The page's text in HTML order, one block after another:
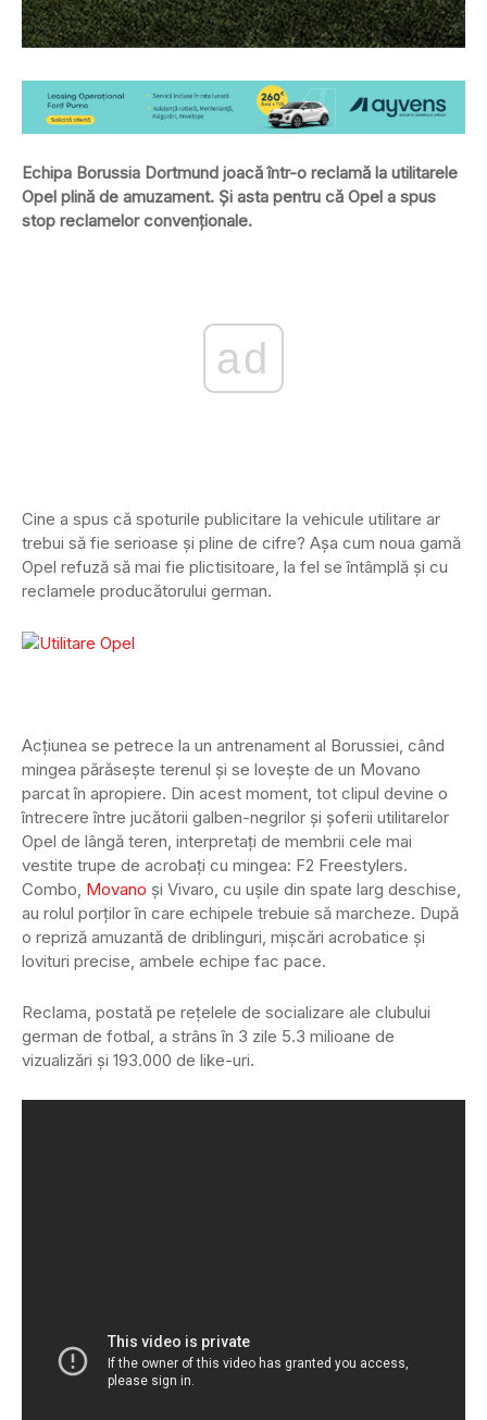
Echipa Borussia Dortmund joacă într-o reclamă la utilitarele
Opel plină de amuzament. Și asta pentru că Opel a spus
stop reclamelor convenționale.
ad
Cine a spus că spoturile publicitare la vehicule utilitare ar
trebui să fie serioase și pline de cifre? Așa cum noua gamă
Opel refuză să mai fie plictisitoare, la fel se întâmplă și cu
reclamele producătorului german.
Acțiunea se petrece la un antrenament al Borussiei, când
mingea părăsește terenul și se lovește de un Movano
parcat în apropiere. Din acest moment, tot clipul devine o
întrecere între jucătorii galben-negrilor și șoferii utilitarelor
Opel de lângă teren, interpretați de membrii cele mai
vestite trupe de acrobați cu mingea: F2 Freestylers.
Combo, Movano și Vivaro, cu ușile din spate larg deschise,
au rolul porților în care echipele trebuie să marcheze. După
o repriză amuzantă de driblinguri, mișcări acrobatice și
lovituri precise, ambele echipe fac pace.
Reclama, postată pe rețelele de socializare ale clubului
german de fotbal, a strâns în 3 zile 5.3 milioane de
vizualizări și 193.000 de like-uri.